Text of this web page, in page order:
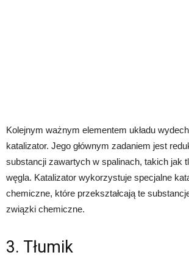
Kolejnym ważnym elementem układu
katalizator. Jego głównym zadaniem jest
substancji zawartych w spalinach, takich jak
węgla. Katalizator wykorzystuje specjalne
chemiczne, które przekształcają te
związki chemiczne.
3. Tłumik